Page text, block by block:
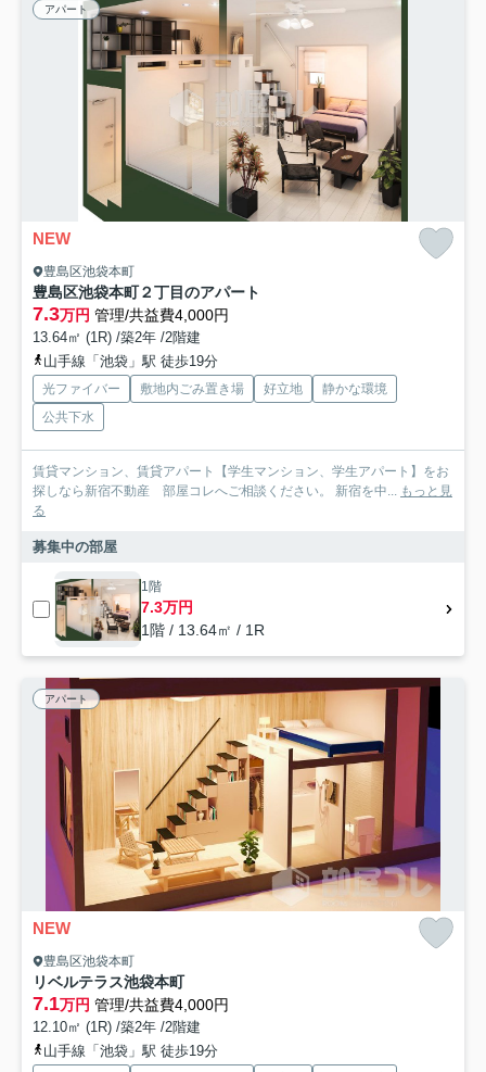
アパート
NEW
豊島区池袋本町
豊島区池袋本町２丁目のアパート
7.3万円 管理/共益費4,000円
13.64㎡ (1R) /築2年 /2階建
山手線「池袋」駅 徒歩19分
光ファイバー 敷地内ごみ置き場 好立地
静かな環境
公共下水
賃貸マンション、賃貸アパート【学生マンション、学生アパート】をお
探しなら新宿不動産 部屋コレへご相談ください。 新宿を中... もっと見
る
募集中の部屋
1階
7.3万円
1階 / 13.64㎡ / 1R
アパート
NEW
豊島区池袋本町
リベルテラス池袋本町
7.1万円 管理/共益費4,000円
12.10㎡ (1R) /築2年 /2階建
山手線「池袋」駅 徒歩19分